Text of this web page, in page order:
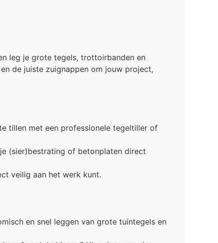
leg je grote tegels, trottoirbanden en
de juiste zuignappen om jouw project,
tillen met een professionele tegeltiller of
(sier)bestrating of betonplaten direct
veilig aan het werk kunt.
en snel leggen van grote tuintegels en